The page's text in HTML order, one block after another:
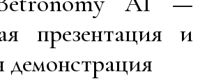
презентация и
демонстрация